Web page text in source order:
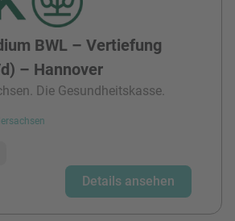
BWL – Vertiefung
– Hannover
Die Gesundheitskasse.
Details ansehen